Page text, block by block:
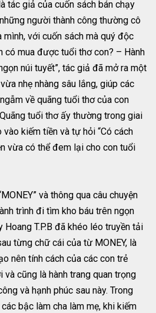
tác giả của cuốn sách bán chạy
người thành công thường cô
mình, với cuốn sách mà quý độc
có mua được tuổi thơ con? – Hành
núi tuyết”, tác giả đã mở ra một
nhẹ nhàng sâu lắng, giúp các
về quãng tuổi thơ của con
tuổi thơ ấy thường trong giai
kiếm tiền và tự hỏi “Có cách
vừa có thể đem lại cho con tuổi
và thông qua câu chuyện
trình đi tìm kho báu trên ngọn
Hoang T.P.B đã khéo léo truyền tải
từng chữ cái của từ MONEY, là
nên tính cách của các con trẻ
cũng là hành trang quan trọng
và hạnh phúc sau này. Trong
bậc làm cha làm mẹ, khi kiếm